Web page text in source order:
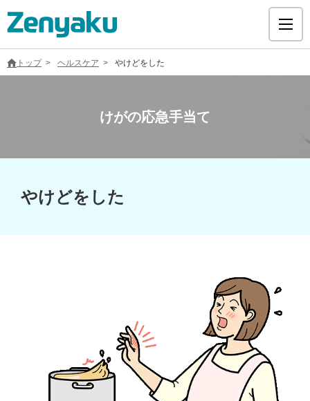
トップ ヘルスケア やけどをした
けがの応急手当て
やけどをした